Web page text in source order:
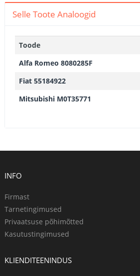
Selle Toote Analoogid
Toode
Alfa Romeo 8080285F
Fiat 55184922
Mitsubishi M0T35771
INFO
Firmast
Tarnetingimused
Privaatsuse põhimõtted
Kasutustingimused
KLIENDITEENINDUS